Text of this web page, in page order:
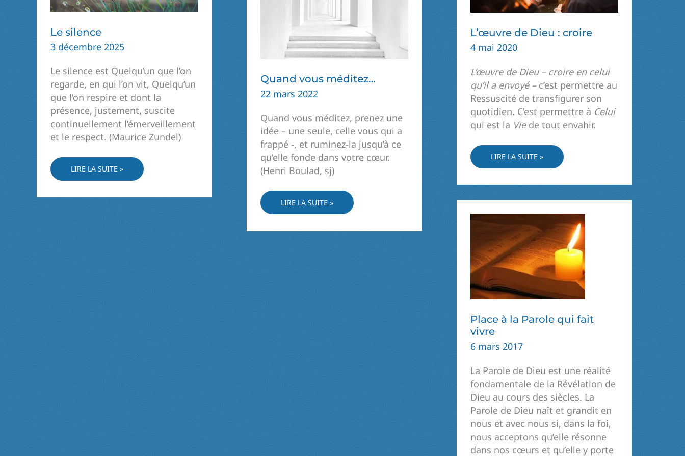
Le silence
3 décembre 2025
Le silence est Quelqu’un que l’on
regarde, en qui l’on vit, Quelqu’un
que l’on respire et dont la
présence, justement, suscite
continuellement l’émerveillement
et le respect. (Maurice Zundel)
LE
SILENCE
LIRE LA SUITE »
Quand vous méditez…
22 mars 2022
Quand vous méditez, prenez une
idée – une seule, celle vous qui a
frappé -, et ruminez-la jusqu’à ce
qu’elle fonde dans votre cœur.
(Henri Boulad, sj)
QUAND
VOUS
LIRE LA SUITE »
L’œuvre de Dieu : croire
4 mai 2020
L’œuvre de Dieu – croire en celui
qu’il a envoyé –c’est permettre au
Ressuscité de transfigurer son
quotidien. C’est permettre à Celui
qui est la Viede tout envahir.
L’ŒUVRE
DE
LIRE LA SUITE »
Place à la Parole qui fait
vivre
6 mars 2017
La Parole de Dieu est une réalité
fondamentale de la Révélation de
Dieu au cours des siècles. La
Parole de Dieu naît et grandit en
nous et avec nous si, dans la foi,
nous acceptons qu’elle résonne
dans nos cœurs et qu’elle y porte